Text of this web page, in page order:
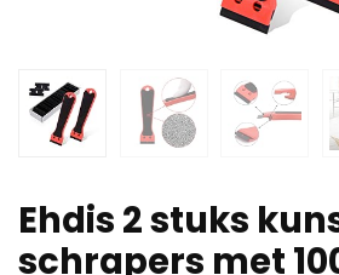
Ehdis 2 stuks
schrapers met